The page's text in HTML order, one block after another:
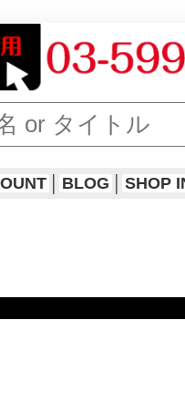
BLOG SHOP